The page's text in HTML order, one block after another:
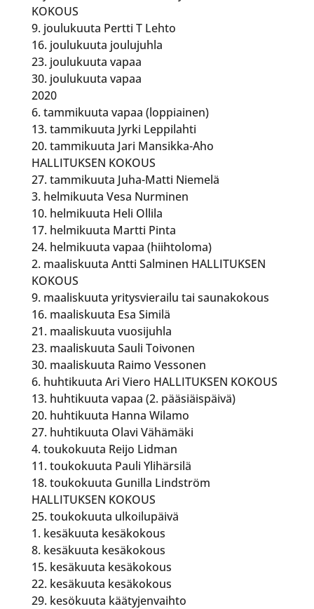
KOKOUS
9. joulukuuta Pertti T Lehto
16. joulukuuta joulujuhla
23. joulukuuta vapaa
30. joulukuuta vapaa
2020
6. tammikuuta vapaa (loppiainen)
13. tammikuuta Jyrki Leppilahti
20. tammikuuta Jari Mansikka-Aho
HALLITUKSEN KOKOUS
27. tammikuuta Juha-Matti Niemelä
3. helmikuuta Vesa Nurminen
10. helmikuuta Heli Ollila
17. helmikuuta Martti Pinta
24. helmikuuta vapaa (hiihtoloma)
2. maaliskuuta Antti Salminen HALLITUKSEN
KOKOUS
9. maaliskuuta yritysvierailu tai saunakokous
16. maaliskuuta Esa Similä
21. maaliskuuta vuosijuhla
23. maaliskuuta Sauli Toivonen
30. maaliskuuta Raimo Vessonen
6. huhtikuuta Ari Viero HALLITUKSEN KOKOUS
13. huhtikuuta vapaa (2. pääsiäispäivä)
20. huhtikuuta Hanna Wilamo
27. huhtikuuta Olavi Vähämäki
4. toukokuuta Reijo Lidman
11. toukokuuta Pauli Ylihärsilä
18. toukokuuta Gunilla Lindström
HALLITUKSEN KOKOUS
25. toukokuuta ulkoilupäivä
1. kesäkuuta kesäkokous
8. kesäkuuta kesäkokous
15. kesäkuuta kesäkokous
22. kesäkuuta kesäkokous
29. kesökuuta käätyjenvaihto